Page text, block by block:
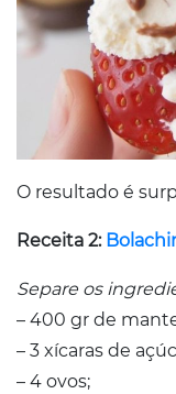
O resultado é
Receita 2:
Separe os
– 400 gr de
– 3 xícaras de
– 4 ovos;